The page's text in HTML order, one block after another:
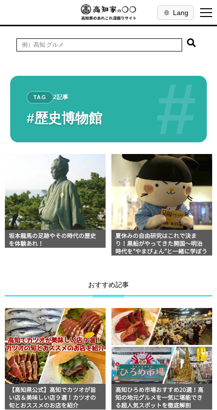
Lang
#
TAG 2記事
#歴史博物館
坂本龍馬の足跡やその時代の歴史
を体験あれ！
夏休みの自由研究はこれで決ま
り！黒船がやってきた開国〜明治
時代を”やまぴょん”と一緒に学ぼう
おすすめ記事
【高知県公式】高知でカツオが旨
い店＆美味しい店９選！カツオの
旬とおススメのお店を紹介
高知ひろめ市場おすすめ20選！高
知の地元グルメを一気に堪能でき
る超人気スポットを徹底解剖